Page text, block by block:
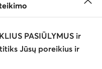
PASIŪLYMUS ir
Jūsų poreikius ir